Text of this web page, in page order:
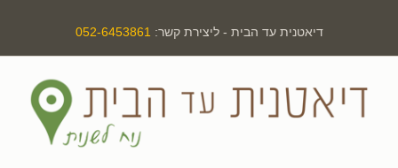
דיאטנית עד הבית - ליצירת קשר: 052-6453861